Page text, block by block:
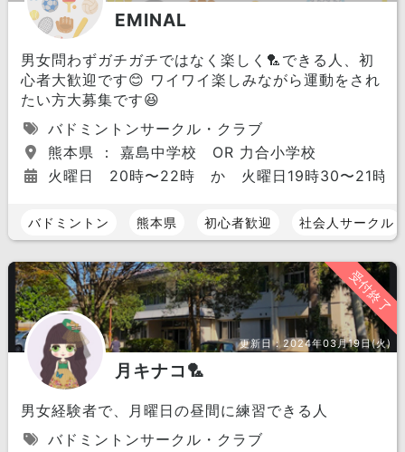
EMINAL
男女問わずガチガチではなく楽しく🏸できる人、初
心者大歓迎です😊 ワイワイ楽しみながら運動をされ
たい方大募集です😆
バドミントンサークル・クラブ
熊本県 ： 嘉島中学校 OR 力合小学校
火曜日 20時〜22時 か 火曜日19時30〜21時
バドミントン 熊本県 初心者歓迎 社会人サークル
受付終了
更新日：2024年03月19日(火)
月キナコ🏸
男女経験者で、月曜日の昼間に練習できる人
バドミントンサークル・クラブ